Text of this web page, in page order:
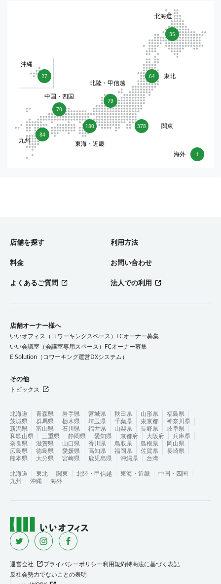
35
北海道
64 東北
378 関東
79
北陸・甲信越
180
東海・近畿
70
中国・四国
84
九州
27
沖縄
1
海外
店舗を探す 利用方法
料金 お問い合わせ
よくあるご質問 法人での利用
店舗オーナー様へ
いいオフィス（コワーキングスペース）FCオーナー募集
いい会議室（会議室専用スペース）FCオーナー募集
E Solution（コワーキング運営DXシステム）
その他
トピックス
北海道 青森県 岩手県 宮城県 秋田県 山形県
福島県
茨城県
群馬県 栃木県 埼玉県 千葉県 東京都
神奈川県
新潟県
富山県 石川県 福井県 山梨県 長野県
岐阜県
和歌山県
三重県 静岡県 愛知県 京都府 大阪府
兵庫県
奈良県
滋賀県 山口県 香川県 鳥取県 島根県
岡山県
広島県
徳島県 愛媛県 高知県 福岡県 佐賀県
長崎県
熊本県
大分県 宮崎県 鹿児島県 沖縄県
台湾
北海道
東北 関東 北陸・甲信越 東海・近畿
中国・四国
九州
沖縄 海外
運営会社 プライバシーポリシー利用規約特商法に基づく表記
反社会勢力でないことの表明